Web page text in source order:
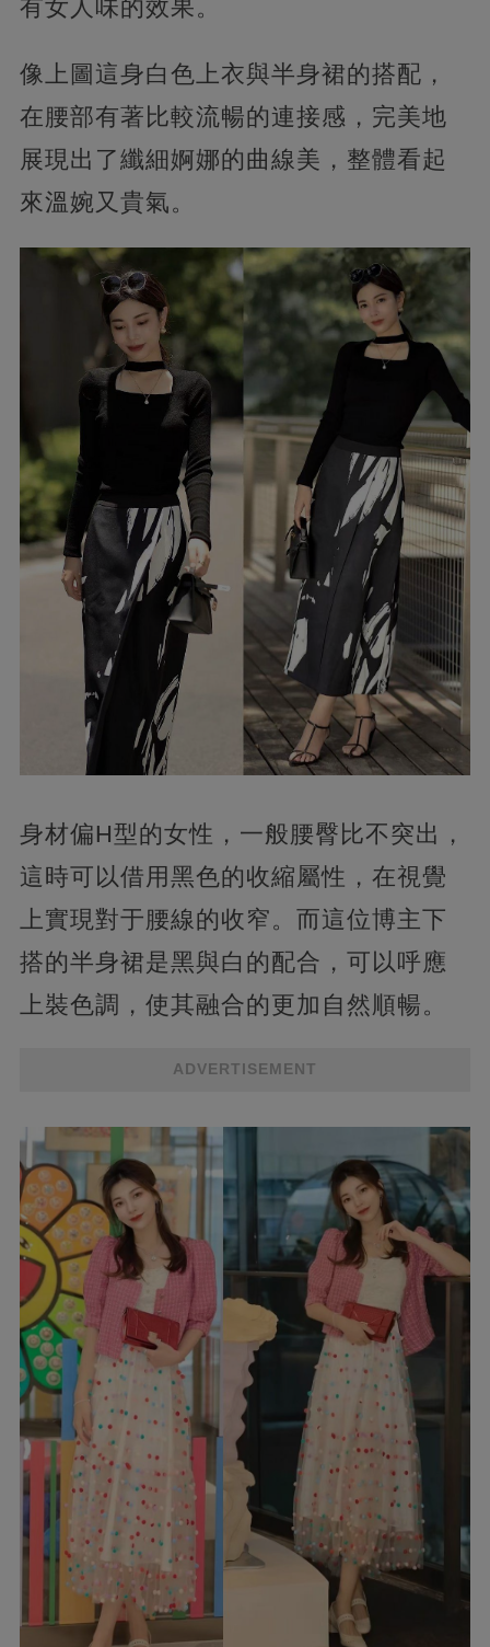
有女人味的效果。
像上圖這身白色上衣與半身裙的搭配，
在腰部有著比較流暢的連接感，完美地
展現出了纖細婀娜的曲線美，整體看起
來溫婉又貴氣。
身材偏H型的女性，一般腰臀比不突出，
這時可以借用黑色的收縮屬性，在視覺
上實現對于腰線的收窄。而這位博主下
搭的半身裙是黑與白的配合，可以呼應
上裝色調，使其融合的更加自然順暢。
ADVERTISEMENT